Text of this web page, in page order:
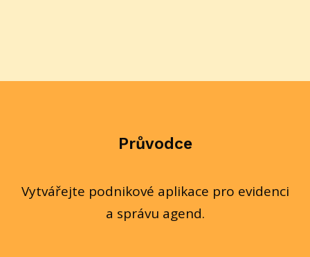
Průvodce
Vytvářejte podnikové aplikace pro evidenci
a správu agend.